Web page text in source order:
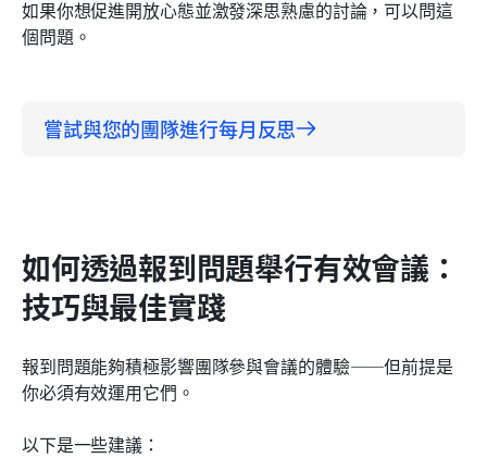
如果你想促進開放心態並激發深思熟慮的討論，可以問這
個問題。
嘗試與您的團隊進行每月反思
如何透過報到問題舉行有效會議：
技巧與最佳實踐
報到問題能夠積極影響團隊參與會議的體驗——但前提是
你必須有效運用它們。
以下是一些建議：